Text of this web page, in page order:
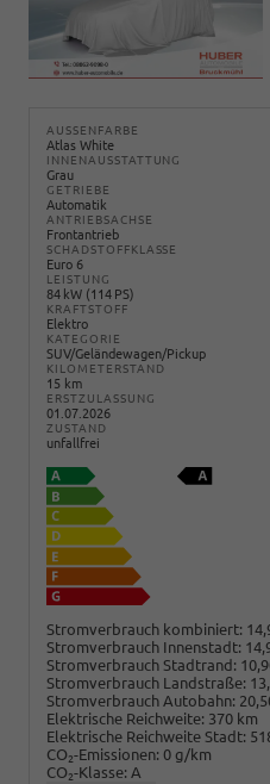
AUSSENFARBE
Atlas White
INNENAUSSTATTUNG
Grau
GETRIEBE
Automatik
ANTRIEBSACHSE
Frontantrieb
SCHADSTOFFKLASSE
Euro 6
LEISTUNG
84 kW (114 PS)
KRAFTSTOFF
Elektro
KATEGORIE
SUV/Geländewagen/Pickup
KILOMETERSTAND
15 km
ERSTZULASSUNG
01.07.2026
ZUSTAND
unfallfrei
Stromverbrauch kombiniert:
Stromverbrauch Innenstadt:
Stromverbrauch Stadtrand:
Stromverbrauch Landstraße:
Stromverbrauch Autobahn:
Elektrische Reichweite: 370 km
Elektrische Reichweite Stadt:
CO2-Emissionen: 0 g/km
CO2-Klasse: A